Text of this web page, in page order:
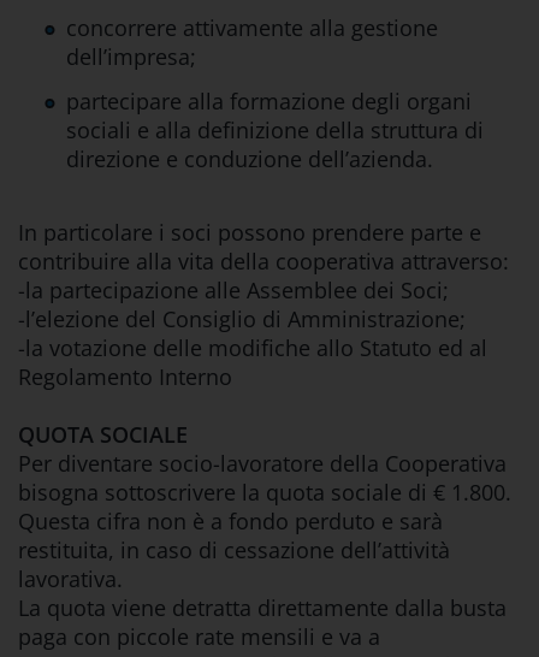
concorrere attivamente alla gestione
dell’impresa;
partecipare alla formazione degli organi
sociali e alla definizione della struttura di
direzione e conduzione dell’azienda.
In particolare i soci possono prendere parte e
contribuire alla vita della cooperativa attraverso:
-la partecipazione alle Assemblee dei Soci;
-l’elezione del Consiglio di Amministrazione;
-la votazione delle modifiche allo Statuto ed al
Regolamento Interno
QUOTA SOCIALE
Per diventare socio-lavoratore della Cooperativa
bisogna sottoscrivere la quota sociale di € 1.800.
Questa cifra non è a fondo perduto e sarà
restituita, in caso di cessazione dell’attività
lavorativa.
La quota viene detratta direttamente dalla busta
paga con piccole rate mensili e va a